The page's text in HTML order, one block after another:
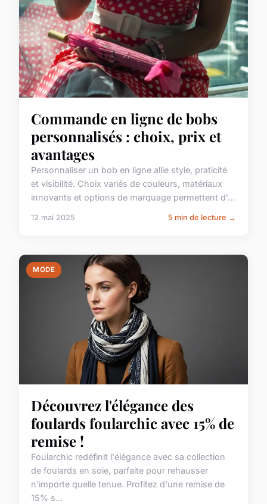
Commande en ligne de bobs
personnalisés : choix, prix et
avantages
Personnaliser un bob en ligne allie style, praticité
et visibilité. Choix variés de couleurs, matériaux
innovants et options de marquage permettent d'...
12 mai 2025 5 min de lecture →
MODE
Découvrez l'élégance des
foulards foularchic avec 15% de
remise !
Foularchic redéfinit l'élégance avec sa collection
de foulards en soie, parfaite pour rehausser
n'importe quelle tenue. Profitez d'une remise de
15% s...